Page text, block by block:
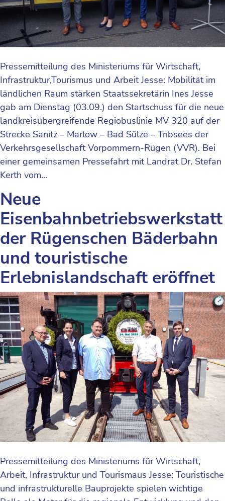
Pressemitteilung des Ministeriums für Wirtschaft,
Infrastruktur,Tourismus und Arbeit Jesse: Mobilität im
ländlichen Raum stärken Staatssekretärin Ines Jesse
gab am Dienstag (03.09.) den Startschuss für die neue
landkreisübergreifende Regiobuslinie MV 320 auf der
Strecke Sanitz – Marlow – Bad Sülze – Tribsees der
Verkehrsgesellschaft Vorpommern-Rügen (VVR). Bei
einer gemeinsamen Pressefahrt mit Landrat Dr. Stefan
Kerth vom…
Neue
Eisenbahnbetriebswerkstatt
der Rügenschen Bäderbahn
und touristische
Erlebnislandschaft eröffnet
Pressemitteilung des Ministeriums für Wirtschaft,
Arbeit, Infrastruktur und Tourismaus Jesse: Touristische
und infrastrukturelle Bauprojekte spielen wichtige